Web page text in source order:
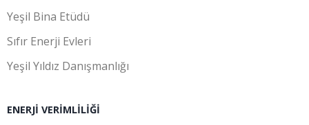
Yeşil Bina Etüdü
Sıfır Enerji Evleri
Yeşil Yıldız Danışmanlığı
ENERJI VERIMLILIĞI